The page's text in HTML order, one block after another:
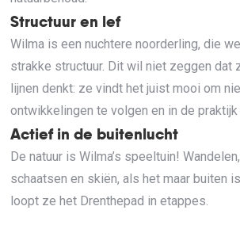
Structuur en lef
Wilma is een nuchtere noorderling, die
strakke structuur. Dit wil niet zeggen dat
lijnen denkt: ze vindt het juist mooi om
ontwikkelingen te volgen en in de praktijk
Actief in de buitenlucht
De natuur is Wilma’s speeltuin!
schaatsen en skiën, als het maar buiten
loopt ze het Drenthepad in etappes.